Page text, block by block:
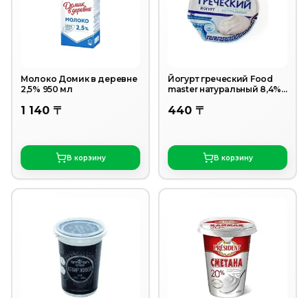
Молоко Домик в деревне
2,5% 950 мл
1 140 〒
В корзину
Йогурт греческий Food
master натуральный 8,4%
440 〒
В корзину